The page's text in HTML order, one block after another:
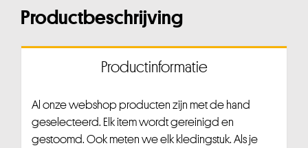
Productbeschrijving
Productinformatie
Al onze webshop producten zijn met de hand
geselecteerd. Elk item wordt gereinigd en
gestoomd. Ook meten we elk kledingstuk. Als je